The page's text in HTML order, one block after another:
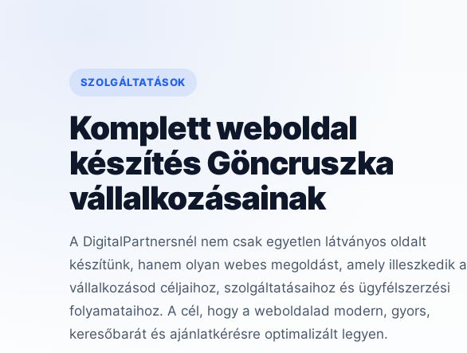
SZOLGÁLTATÁSOK
Komplett weboldal
készítés Göncruszka
vállalkozásainak
A DigitalPartnersnél nem csak egyetlen látványos oldalt
készítünk, hanem olyan webes megoldást, amely illeszkedik a
vállalkozásod céljaihoz, szolgáltatásaihoz és ügyfélszerzési
folyamataihoz. A cél, hogy a weboldalad modern, gyors,
keresőbarát és ajánlatkérésre optimalizált legyen.